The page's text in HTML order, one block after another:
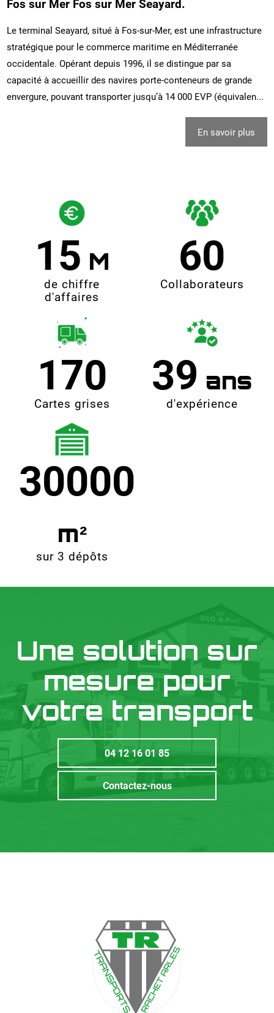
Fos sur Mer Fos sur Mer Seayard.
Le terminal Seayard, situé à Fos-sur-Mer, est une infrastructure
stratégique pour le commerce maritime en Méditerranée
occidentale. Opérant depuis 1996, il se distingue par sa
capacité à accueillir des navires porte-conteneurs de grande
envergure, pouvant transporter jusqu’à 14 000 EVP (équivalen...
En savoir plus
15
de chiffre
d'affaires
60
Collaborateurs
170
Cartes grises
39
d'expérience
30000
sur 3 dépôts
Une solution sur
mesure pour
votre transport
04 12 16 01 85
Contactez-nous